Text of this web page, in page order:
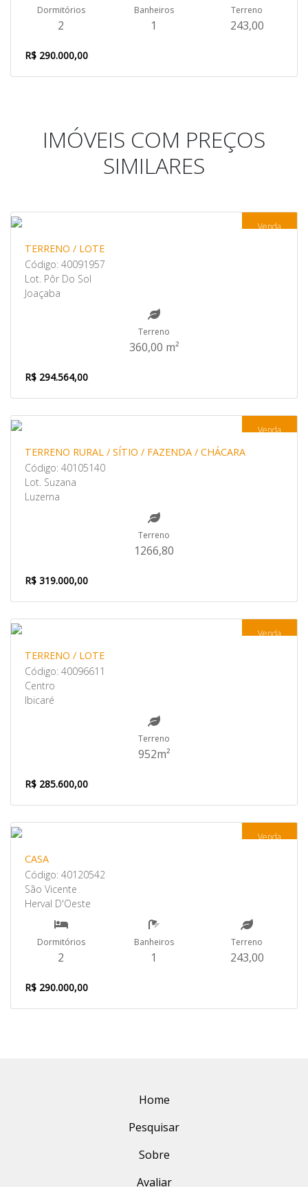
Dormitórios
2
Banheiros
1
Terreno
243,00
R$ 290.000,00
IMÓVEIS COM PREÇOS
SIMILARES
Venda
TERRENO / LOTE
Código: 40091957
Lot. Pôr Do Sol
Joaçaba
Terreno
360,00 m²
R$ 294.564,00
Venda
TERRENO RURAL / SÍTIO / FAZENDA / CHÁCARA
Código: 40105140
Lot. Suzana
Luzerna
Terreno
1266,80
R$ 319.000,00
Venda
TERRENO / LOTE
Código: 40096611
Centro
Ibicaré
Terreno
952m²
R$ 285.600,00
Venda
CASA
Código: 40120542
São Vicente
Herval D'Oeste
Dormitórios
2
Banheiros
1
Terreno
243,00
R$ 290.000,00
Home
Pesquisar
Sobre
Avaliar